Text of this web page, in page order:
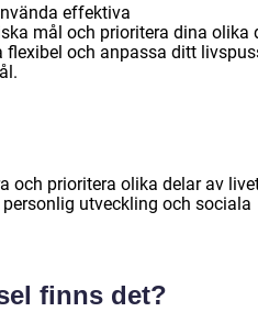
effektiva
mål och prioritera dina olika
och anpassa ditt
och prioritera olika delar av
utveckling och sociala
finns det?